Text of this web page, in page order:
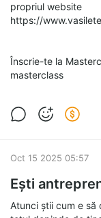
propriul website
https://
Înscrie-te la
masterclass
Oct 15 2025 05:57
Ești
Atunci știi cum e să